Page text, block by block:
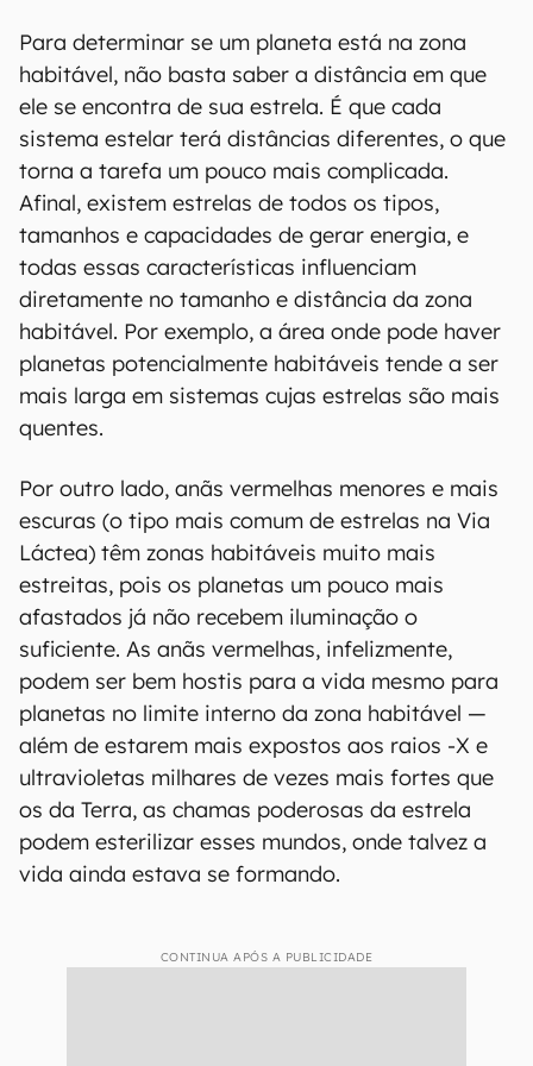
Para determinar se um planeta está na zona
habitável, não basta saber a distância em que
ele se encontra de sua estrela. É que cada
sistema estelar terá distâncias diferentes, o que
torna a tarefa um pouco mais complicada.
Afinal, existem estrelas de todos os tipos,
tamanhos e capacidades de gerar energia, e
todas essas características influenciam
diretamente no tamanho e distância da zona
habitável. Por exemplo, a área onde pode haver
planetas potencialmente habitáveis tende a ser
mais larga em sistemas cujas estrelas são mais
quentes.
Por outro lado, anãs vermelhas menores e mais
escuras (o tipo mais comum de estrelas na Via
Láctea) têm zonas habitáveis ​​muito mais
estreitas, pois os planetas um pouco mais
afastados já não recebem iluminação o
suficiente. As anãs vermelhas, infelizmente,
podem ser bem hostis para a vida mesmo para
planetas no limite interno da zona habitável —
além de estarem mais expostos aos raios -X e
ultravioletas milhares de vezes mais fortes que
os da Terra, as chamas poderosas da estrela
podem esterilizar esses mundos, onde talvez a
vida ainda estava se formando.
CONTINUA APÓS A PUBLICIDADE